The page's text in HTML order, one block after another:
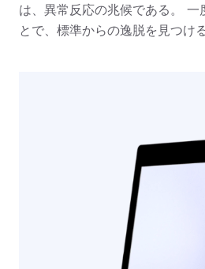
は、異常反応の兆候である。 一
とで、標準からの逸脱を見つけ